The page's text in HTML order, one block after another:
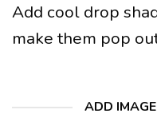
Add cool drop
make them pop
ADD